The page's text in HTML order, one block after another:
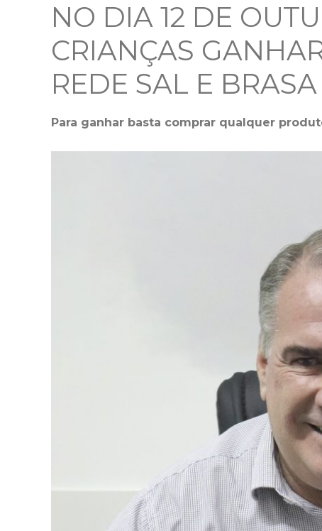
NO DIA 12 DE
CRIANÇAS
REDE SAL E
Para ganhar basta comprar qualquer